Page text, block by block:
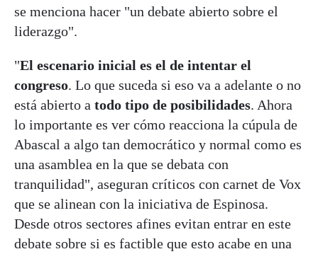
se menciona hacer "un debate abierto sobre el
liderazgo".
"El escenario inicial es el de intentar el
congreso. Lo que suceda si eso va a adelante o no
está abierto a todo tipo de posibilidades. Ahora
lo importante es ver cómo reacciona la cúpula de
Abascal a algo tan democrático y normal como es
una asamblea en la que se debata con
tranquilidad", aseguran críticos con carnet de Vox
que se alinean con la iniciativa de Espinosa.
Desde otros sectores afines evitan entrar en este
debate sobre si es factible que esto acabe en una